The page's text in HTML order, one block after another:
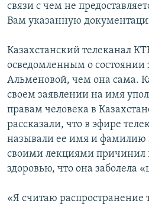
связи с чем не
Вам указанную
Казахстанский телеканал
осведомленным о состоянии
Альменовой, чем она сама.
своем заявлении на имя
правам человека в
рассказали, что в эфире
называли ее имя и фамилию
своими лекциями причинил
здоровью, что она заболела
«Я считаю